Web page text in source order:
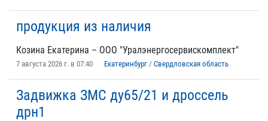
продукция из наличия
Козина Екатерина – ООО "Уралэнергосервискомплект"
7 августа 2026 г. в 07:40 Екатеринбург / Свердловская область
Задвижка ЗМС ду65/21 и дроссель
дрн1